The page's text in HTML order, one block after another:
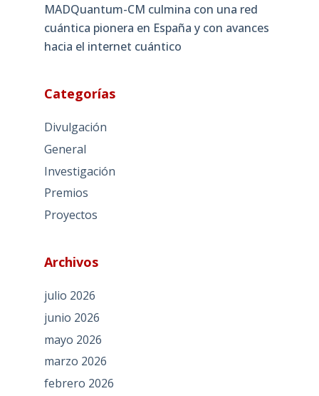
MADQuantum-CM culmina con una red
cuántica pionera en España y con avances
hacia el internet cuántico
Categorías
Divulgación
General
Investigación
Premios
Proyectos
Archivos
julio 2026
junio 2026
mayo 2026
marzo 2026
febrero 2026